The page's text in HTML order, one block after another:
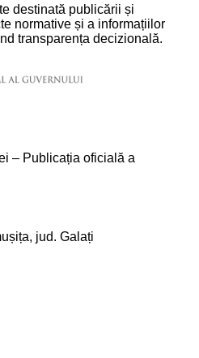
destinată publicării și
normative și a informațiilor
transparența decizională.
– Publicația oficială a
jud. Galați